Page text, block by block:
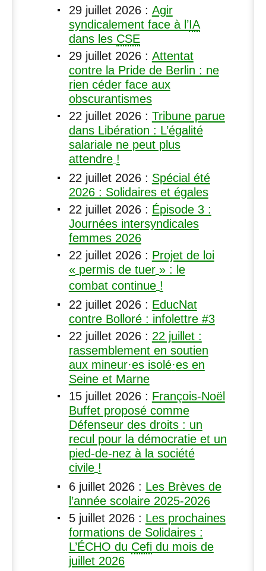
29 juillet 2026: Agir
syndicalement face à l’IA
dans les CSE
29 juillet 2026: Attentat
contre la Pride de Berlin : ne
rien céder face aux
obscurantismes
22 juillet 2026: Tribune parue
dans Libération : L’égalité
salariale ne peut plus
attendre !
22 juillet 2026: Spécial été
2026 : Solidaires et égales
22 juillet 2026: Épisode 3 :
Journées intersyndicales
femmes 2026
22 juillet 2026: Projet de loi
« permis de tuer » : le
combat continue !
22 juillet 2026: EducNat
contre Bolloré : infolettre #3
22 juillet 2026: 22 juillet :
rassemblement en soutien
aux mineur·es isolé·es en
Seine et Marne
15 juillet 2026: François-Noël
Buffet proposé comme
Défenseur des droits : un
recul pour la démocratie et un
pied-de-nez à la société
civile !
6 juillet 2026: Les Brèves de
l’année scolaire 2025-2026
5 juillet 2026: Les prochaines
formations de Solidaires :
L’ÉCHO du Cefidu mois de
juillet 2026